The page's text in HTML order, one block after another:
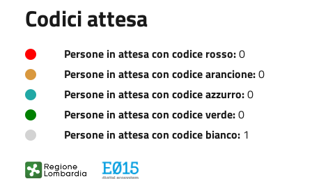
Codici attesa
Persone in attesa con codice rosso:0
Persone in attesa con codice arancione:0
Persone in attesa con codice azzurro:0
Persone in attesa con codice verde:0
Persone in attesa con codice bianco: 1